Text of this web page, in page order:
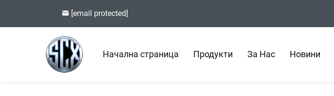
[email protected]
Начална страница Продукти За Нас Новини